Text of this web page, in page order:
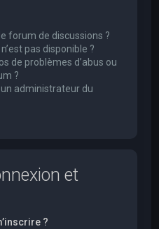
forum de discussions ?
pas disponible ?
de problèmes d’abus ou
?
administrateur du
et
?